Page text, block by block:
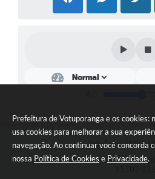
Prefeitura de Votuporanga e os cookies:
usa cookies para melhorar a sua
navegação. Ao continuar você concorda
nossa Política de Cookies e Privacidade.
Telefone: (17)
Endereço: Rua Pará nº 3227 -